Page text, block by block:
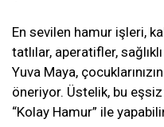
En sevilen hamur işleri,
tatlılar, aperatifler,
Yuva Maya,
öneriyor. Üstelik, bu eşsiz
“Kolay Hamur” ile